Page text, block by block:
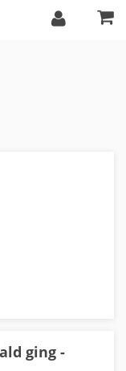
ging -